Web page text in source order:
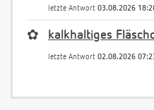
letzte Antwort 03.08.2026
✿ kalkhaltiges
letzte Antwort 02.08.2026